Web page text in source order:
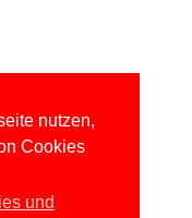
nutzen,
Cookies
und